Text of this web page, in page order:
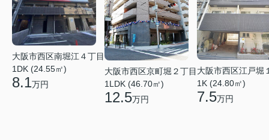
大阪市西区南堀江４丁目
1DK (24.55㎡)
8.1万円
大阪市西区京町堀２丁目
1LDK (46.70㎡)
12.5万円
大阪市西区江戸堀
1K (24.80㎡)
7.5万円